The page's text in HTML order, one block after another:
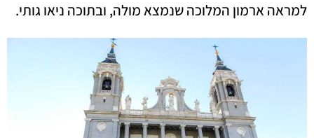
למראה ארמון המלוכה שנמצא מולה, ובתוכה ניאו גותי.